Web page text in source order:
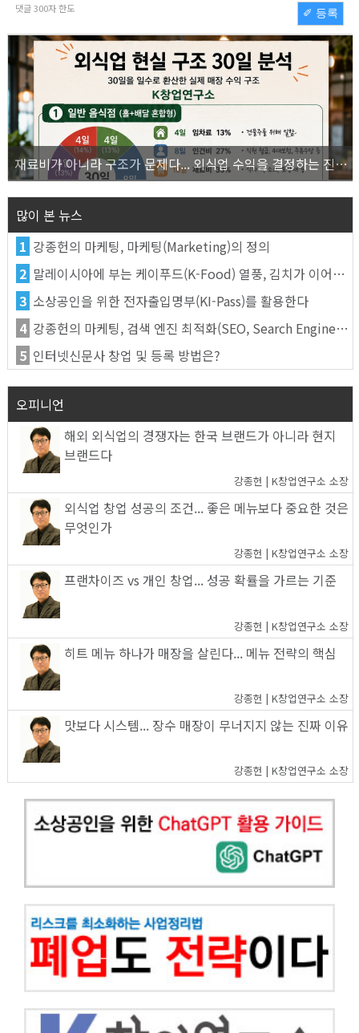
댓글300자 한도 ✐ 등록
재료비가 아니라 구조가 문제다... 외식업 수익을 결정하는 진짜 숫자의 비밀
많이 본 뉴스
1 강종헌의 마케팅, 마케팅(Marketing)의 정의
2 말레이시아에 부는 케이푸드(K-Food) 열풍, 김치가 이어간다
3 소상공인을 위한 전자출입명부(KI-Pass)를 활용한다
4 강종헌의 마케팅, 검색 엔진 최적화(SEO, Search Engine Optimization)란
5 인터넷신문사 창업 및 등록 방법은?
오피니언
해외 외식업의 경쟁자는 한국 브랜드가 아니라 현지
브랜드다
강종헌 | K창업연구소 소장
외식업 창업 성공의 조건... 좋은 메뉴보다 중요한 것은
무엇인가
강종헌 | K창업연구소 소장
프랜차이즈 vs 개인 창업... 성공 확률을 가르는 기준
강종헌 | K창업연구소 소장
히트 메뉴 하나가 매장을 살린다... 메뉴 전략의 핵심
강종헌 | K창업연구소 소장
맛보다 시스템... 장수 매장이 무너지지 않는 진짜 이유
강종헌 | K창업연구소 소장